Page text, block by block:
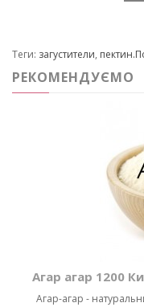
Теги: загустители,
РЕКОМЕНДУЄМО
Агар агар 1200
Агар-агар -